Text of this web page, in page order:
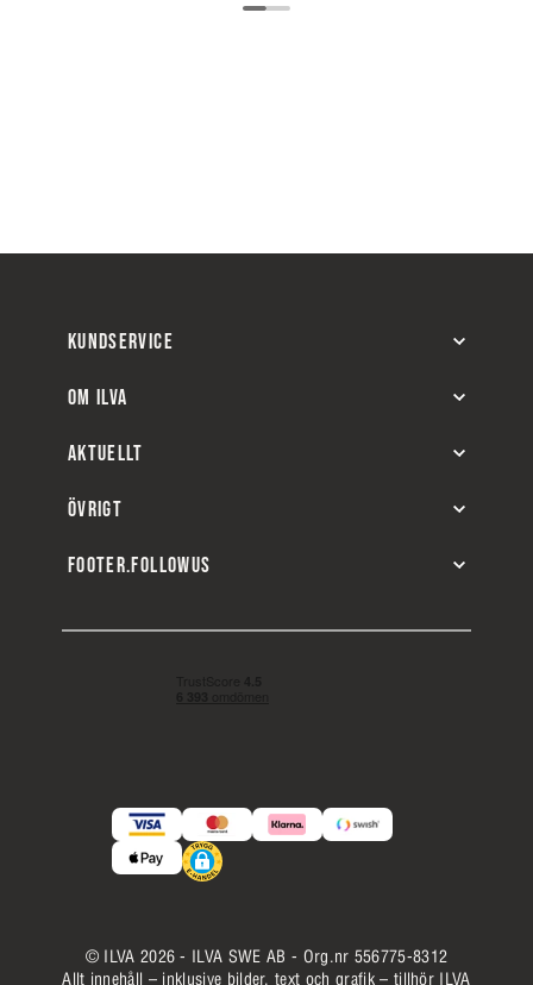
KUNDSERVICE
OM ILVA
AKTUELLT
ÖVRIGT
FOOTER.FOLLOWUS
© ILVA 2026 - ILVA SWE AB - Org.nr 556775-8312
Allt innehåll – inklusive bilder, text och grafik – tillhör ILVA